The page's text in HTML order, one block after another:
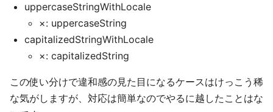
uppercaseStringWithLocale
×: uppercaseString
capitalizedStringWithLocale
×: capitalizedString
この使い分けで違和感の見た目になるケースはけっこう稀
な気がしますが、対応は簡単なのでやるに越したことはな